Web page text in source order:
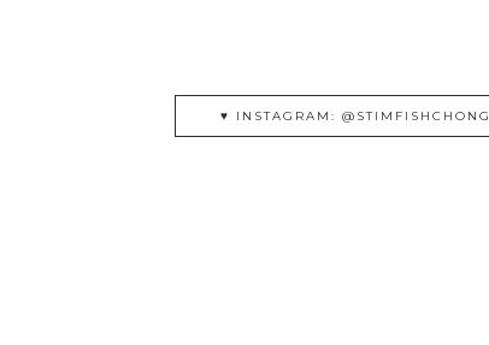
♥ INSTAGRAM: @STIMFISHCHONG